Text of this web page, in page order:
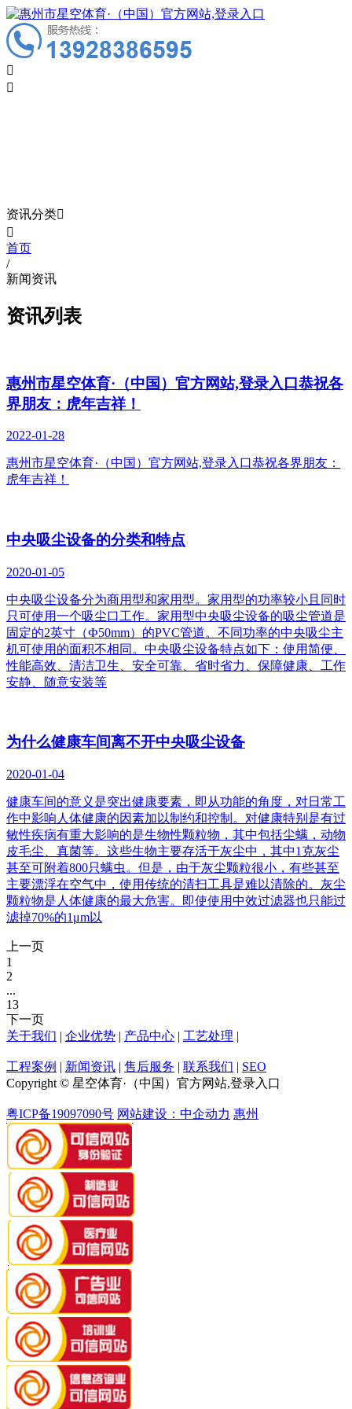


资讯分类

首页
/
新闻资讯
资讯列表
惠州市星空体育·（中国）官方网站,登录入口恭祝各
界朋友：虎年吉祥！
2022-01-28
惠州市星空体育·（中国）官方网站,登录入口恭祝各界朋友：
虎年吉祥！
中央吸尘设备的分类和特点
2020-01-05
中央吸尘设备分为商用型和家用型。家用型的功率较小且同时
只可使用一个吸尘口工作。家用型中央吸尘设备的吸尘管道是
固定的2英寸（Ф50mm）的PVC管道。不同功率的中央吸尘主
机可使用的面积不相同。中央吸尘设备特点如下：使用简便、
性能高效、清洁卫生、安全可靠、省时省力、保障健康、工作
安静、随意安装等
为什么健康车间离不开中央吸尘设备
2020-01-04
健康车间的意义是突出健康要素，即从功能的角度，对日常工
作中影响人体健康的因素加以制约和控制。对健康特别是有过
敏性疾病有重大影响的是生物性颗粒物，其中包括尘螨，动物
皮毛尘、真菌等。这些生物主要存活于灰尘中，其中1克灰尘
甚至可附着800只螨虫。但是，由于灰尘颗粒很小，有些甚至
主要漂浮在空气中，使用传统的清扫工具是难以清除的。灰尘
颗粒物是人体健康的最大危害。即使使用中效过滤器也只能过
滤掉70%的1μm以
上一页
1
2
...
13
下一页
关于我们 | 企业优势 | 产品中心 | 工艺处理 |
工程案例 | 新闻资讯 | 售后服务 | 联系我们 | SEO
Copyright © 星空体育·（中国）官方网站,登录入口
粤ICP备19097090号 网站建设：中企动力 惠州